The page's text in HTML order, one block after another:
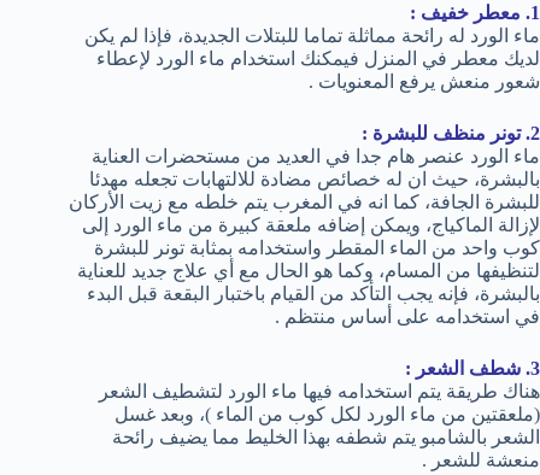
1. معطر خفيف :
ماء الورد له رائحة مماثلة تماما للبتلات الجديدة، فإذا لم يكن
لديك معطر في المنزل فيمكنك استخدام ماء الورد لإعطاء
شعور منعش يرفع المعنويات .
2. تونر منظف للبشرة :
ماء الورد عنصر هام جدا في العديد من مستحضرات العناية
بالبشرة، حيث ان له خصائص مضادة للالتهابات تجعله مهدئا
للبشرة الجافة، كما انه في المغرب يتم خلطه مع زيت الأركان
لإزالة الماكياج، ويمكن إضافه ملعقة كبيرة من ماء الورد إلى
كوب واحد من الماء المقطر واستخدامه بمثابة تونر للبشرة
لتنظيفها من المسام، وكما هو الحال مع أي علاج جديد للعناية
بالبشرة، فإنه يجب التأكد من القيام باختبار البقعة قبل البدء
في استخدامه على أساس منتظم .
3. شطف الشعر :
هناك طريقة يتم استخدامه فيها ماء الورد لتشطيف الشعر
(ملعقتين من ماء الورد لكل كوب من الماء )، وبعد غسل
الشعر بالشامبو يتم شطفه بهذا الخليط مما يضيف رائحة
منعشة للشعر .